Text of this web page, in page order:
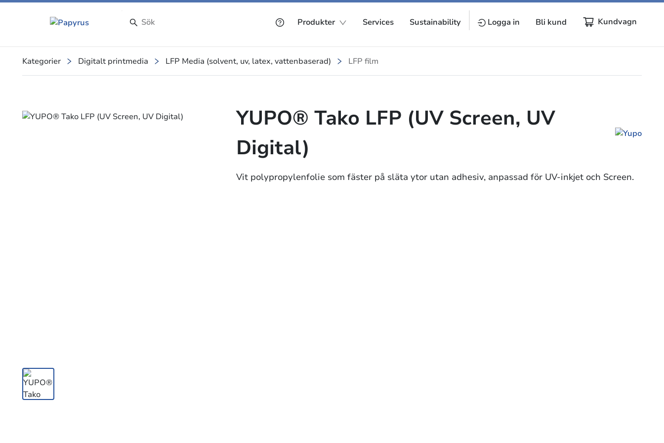
Produkter Services Sustainability Logga in Bli kund Kundvagn
Kategorier Digitalt printmedia LFP Media (solvent, uv, latex, vattenbaserad) LFP film
Slide 1 of 1
YUPO® Tako LFP (UV Screen, UV
Digital)
Vit polypropylenfolie som fäster på släta ytor utan adhesiv, anpassad för UV-inkjet och Screen.